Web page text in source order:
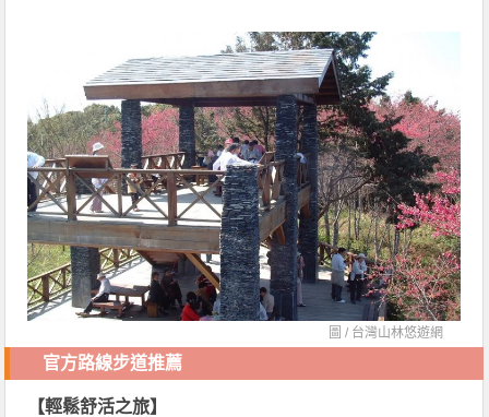
圖 / 台灣山林悠遊網
官方路線步道推薦
【輕鬆舒活之旅】